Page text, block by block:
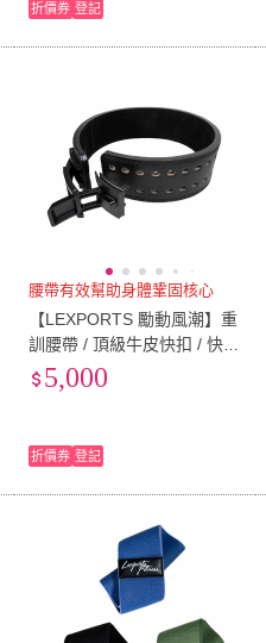
折價券 登記
腰帶有效幫助身體鞏固核心
【LEXPORTS 勵動風潮】重
訓腰帶 / 頂級牛皮快扣 / 快速
調節版(腰帶 牛皮 快扣 快速
調節 健身 重訓 舉重)
5,000
折價券 登記